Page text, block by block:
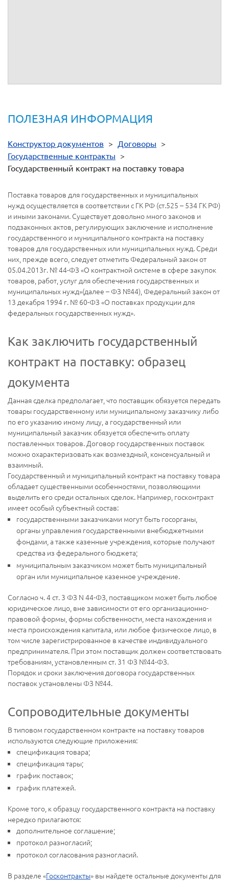
ПОЛЕЗНАЯ ИНФОРМАЦИЯ
Конструктор документов > Договоры >
Государственные контракты >
Государственный контракт на поставку товара
Поставка товаров для государственных и муниципальных
нужд осуществляется в соответствии с ГК РФ (ст.525 – 534 ГК РФ)
и иными законами. Существует довольно много законов и
подзаконных актов, регулирующих заключение и исполнение
государственного и муниципального контракта на поставку
товаров для государственных или муниципальных нужд. Среди
них, прежде всего, следует отметить Федеральный закон от
05.04.2013г. № 44-ФЗ «О контрактной системе в сфере закупок
товаров, работ, услуг для обеспечения государственных и
муниципальных нужд»(далее – ФЗ №44), Федеральный закон от
13 декабря 1994 г. № 60-ФЗ «О поставках продукции для
федеральных государственных нужд».
Как заключить государственный
контракт на поставку: образец
документа
Данная сделка предполагает, что поставщик обязуется передать
товары государственному или муниципальному заказчику либо
по его указанию иному лицу, а государственный или
муниципальный заказчик обязуется обеспечить оплату
поставленных товаров. Договор государственных поставок
можно охарактеризовать как возмездный, консенсуальный и
взаимный.
Государственный и муниципальный контракт на поставку товара
обладает существенными особенностями, позволяющими
выделить его среди остальных сделок. Например, госконтракт
имеет особый субъектный состав:
государственными заказчиками могут быть госорганы,
органы управления государственными внебюджетными
фондами, а также казенные учреждения, которые получают
средства из федерального бюджета;
муниципальным заказчиком может быть муниципальный
орган или муниципальное казенное учреждение.
Согласно ч. 4 ст. 3 ФЗ N 44-ФЗ, поставщиком может быть любое
юридическое лицо, вне зависимости от его организационно-
правовой формы, формы собственности, места нахождения и
места происхождения капитала, или любое физическое лицо, в
том числе зарегистрированное в качестве индивидуального
предпринимателя. При этом поставщик должен соответствовать
требованиям, установленным ст. 31 ФЗ №44-ФЗ.
Порядок и сроки заключения договора государственных
поставок установлены ФЗ №44.
Сопроводительные документы
В типовом государственном контракте на поставку товаров
используются следующие приложения:
спецификация товара;
спецификация тары;
график поставок;
график платежей.
Кроме того, к образцу государственного контракта на поставку
нередко прилагаются:
дополнительное соглашение;
протокол разногласий;
протокол согласования разногласий.
В разделе «Госконтракты» вы найдете остальные документы для